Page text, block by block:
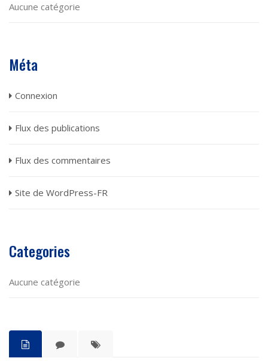
Aucune catégorie
Méta
Connexion
Flux des publications
Flux des commentaires
Site de WordPress-FR
Categories
Aucune catégorie